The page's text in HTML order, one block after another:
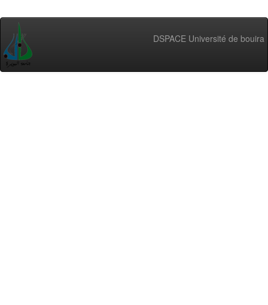
DSPACE Université de bouira